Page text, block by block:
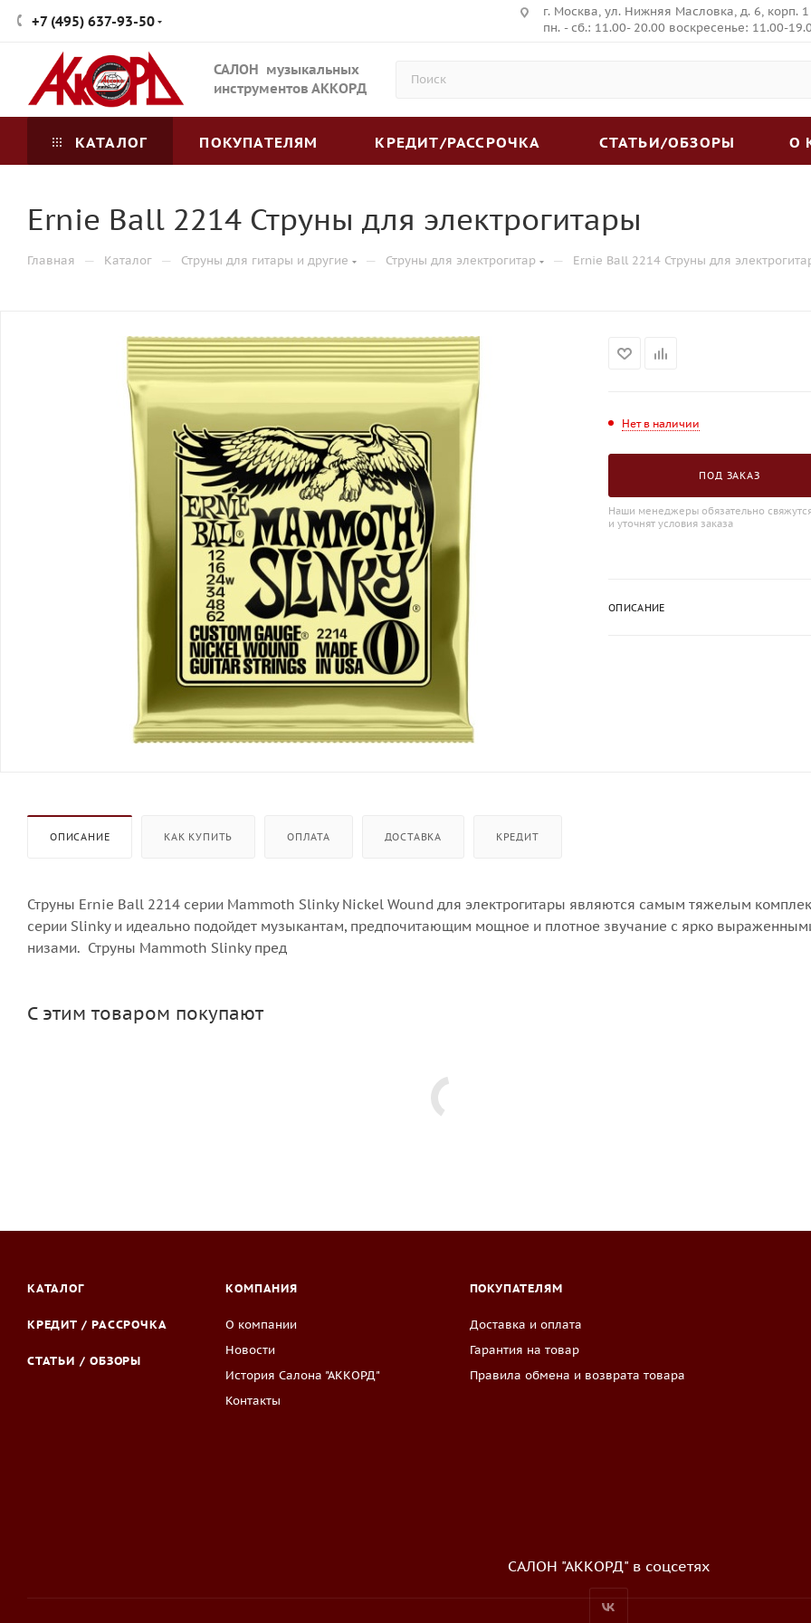
+7 (495) 637-93-50
г. Москва, ул. Нижняя Масловка, д. 6, корп. 1
пн. - сб.: 11.00- 20.00 воскресенье: 11.00-
САЛОН музыкальных
инструментов АККОРД
КАТАЛОГ ПОКУПАТЕЛЯМ КРЕДИТ/РАССРОЧКА СТАТЬИ/ОБЗОРЫ О
Ernie Ball 2214 Струны для электрогитары
Главная — Каталог — Струны для гитары и другие — Струны для электрогитар — Ernie Ball 2214 Струны для
Нет в наличии
ПОД ЗАКАЗ
Наши менеджеры обязательно
и уточнят условия заказа
ОПИСАНИЕ
ОПИСАНИЕ КАК КУПИТЬ ОПЛАТА ДОСТАВКА КРЕДИТ
Струны Ernie Ball 2214 серии Mammoth Slinky Nickel Wound для электрогитары являются самым тяжелым
серии Slinky и идеально подойдет музыкантам, предпочитающим мощное и плотное звучание с ярко
низами. Струны Mammoth Slinky пред
С этим товаром покупают
КАТАЛОГ
КРЕДИТ / РАССРОЧКА
СТАТЬИ / ОБЗОРЫ
КОМПАНИЯ
О компании
Новости
История Салона "АККОРД"
Контакты
ПОКУПАТЕЛЯМ
Доставка и оплата
Гарантия на товар
Правила обмена и возврата товара
САЛОН "АККОРД" в соцсетях